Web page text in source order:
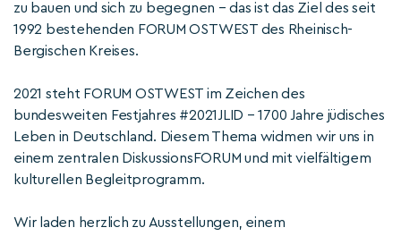
zu bauen und sich zu begegnen – das ist das Ziel des seit
1992 bestehenden FORUM OSTWEST des Rheinisch-
Bergischen Kreises.
2021 steht FORUM OSTWEST im Zeichen des
bundesweiten Festjahres #2021JLID – 1700 Jahre jüdisches
Leben in Deutschland. Diesem Thema widmen wir uns in
einem zentralen DiskussionsFORUM und mit vielfältigem
kulturellen Begleitprogramm.
Wir laden herzlich zu Ausstellungen, einem